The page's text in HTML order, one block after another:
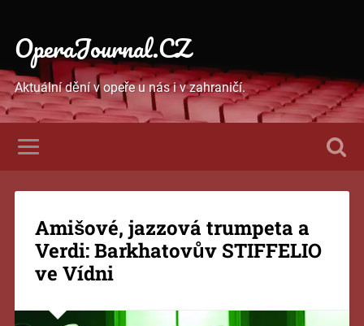
OperaJournal.CZ
Aktuální dění v opeře u nás i v zahraničí.
Amišové, jazzová trumpeta a
Verdi: Barkhatovův STIFFELIO
ve Vídni